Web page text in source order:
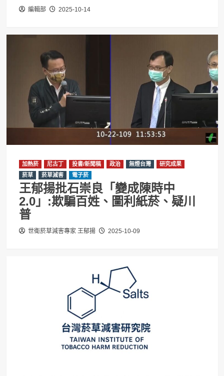
編輯部 2025-10-14
加熱菸 尼古丁 投書/新聞稿 政治 無煙台灣
研究成果
菸草
菸草減害 電子菸
王郁揚批石崇良「變成陳時中
2.0」:欺騙百姓、圖利紙菸、疑川
普
世衛菸草減害專家 王郁揚 2025-10-09